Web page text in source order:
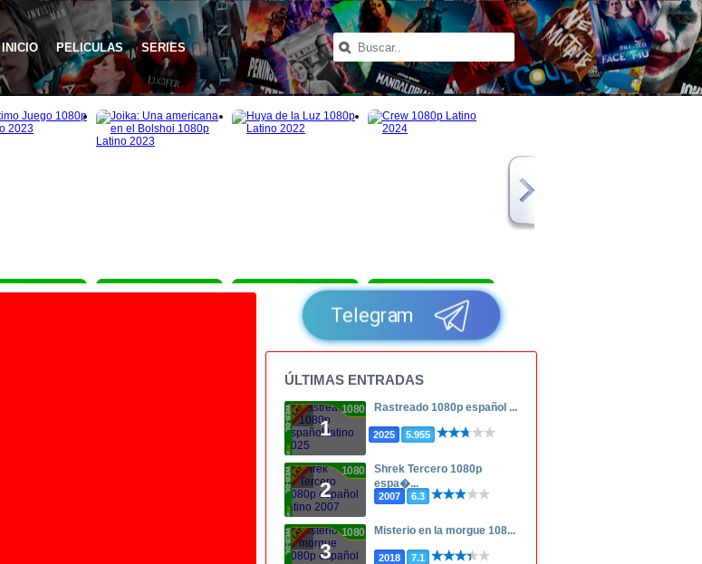
INICIO PELICULAS SERIES
1080p 1080p 1080p 1080p
Telegram
ÚLTIMAS ENTRADAS
1
1080p Rastreado 1080p español ...
2025 5.955
2
1080p
Shrek Tercero 1080p
espa�...
2007 6.3
3
1080p Misterio en la morgue 108...
2018 7.1